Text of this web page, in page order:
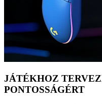
JÁTÉKHOZ
PONTOSSÁGÉRT